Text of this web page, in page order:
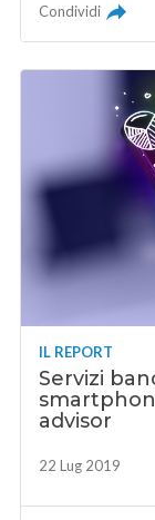
Condividi
IL REPORT
Servizi
advisor
22 Lug 2019